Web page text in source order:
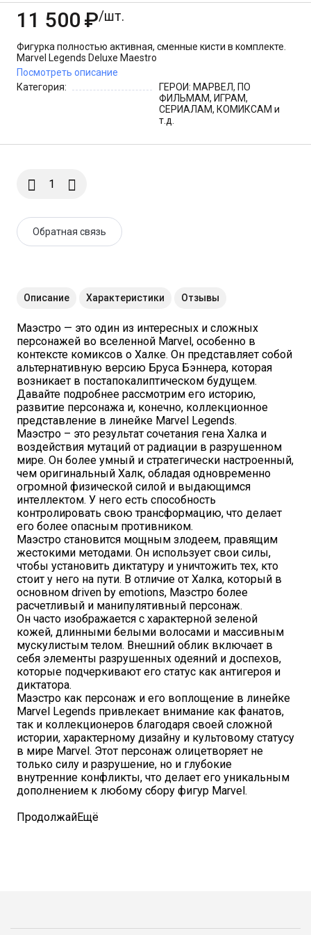
Эксклюзив VHTF
11 500 ₽/шт.
Фигурка полностью активная, сменные кисти в комплекте.
Marvel Legends Deluxe Maestro
Посмотреть описание
Категория:
ГЕРОИ: МАРВЕЛ, ПО
ФИЛЬМАМ, ИГРАМ,
СЕРИАЛАМ, КОМИКСАМ и
т.д.
Обратная связь
Описание Характеристики Отзывы
Маэстро — это один из интересных и сложных
персонажей во вселенной Marvel, особенно в
контексте комиксов о Халке. Он представляет собой
альтернативную версию Бруса Бэннера, которая
возникает в постапокалиптическом будущем.
Давайте подробнее рассмотрим его историю,
развитие персонажа и, конечно, коллекционное
представление в линейке Marvel Legends.
Маэстро – это результат сочетания гена Халка и
воздействия мутаций от радиации в разрушенном
мире. Он более умный и стратегически настроенный,
чем оригинальный Халк, обладая одновременно
огромной физической силой и выдающимся
интеллектом. У него есть способность
контролировать свою трансформацию, что делает
его более опасным противником.
Маэстро становится мощным злодеем, правящим
жестокими методами. Он использует свои силы,
чтобы установить диктатуру и уничтожить тех, кто
стоит у него на пути. В отличие от Халка, который в
основном driven by emotions, Маэстро более
расчетливый и манипулятивный персонаж.
Он часто изображается с характерной зеленой
кожей, длинными белыми волосами и массивным
мускулистым телом. Внешний облик включает в
себя элементы разрушенных одеяний и доспехов,
которые подчеркивают его статус как антигероя и
диктатора.
Маэстро как персонаж и его воплощение в линейке
Marvel Legends привлекает внимание как фанатов,
так и коллекционеров благодаря своей сложной
истории, характерному дизайну и культовому статусу
в мире Marvel. Этот персонаж олицетворяет не
только силу и разрушение, но и глубокие
внутренние конфликты, что делает его уникальным
дополнением к любому сбору фигур Marvel.
ПродолжайЕщё